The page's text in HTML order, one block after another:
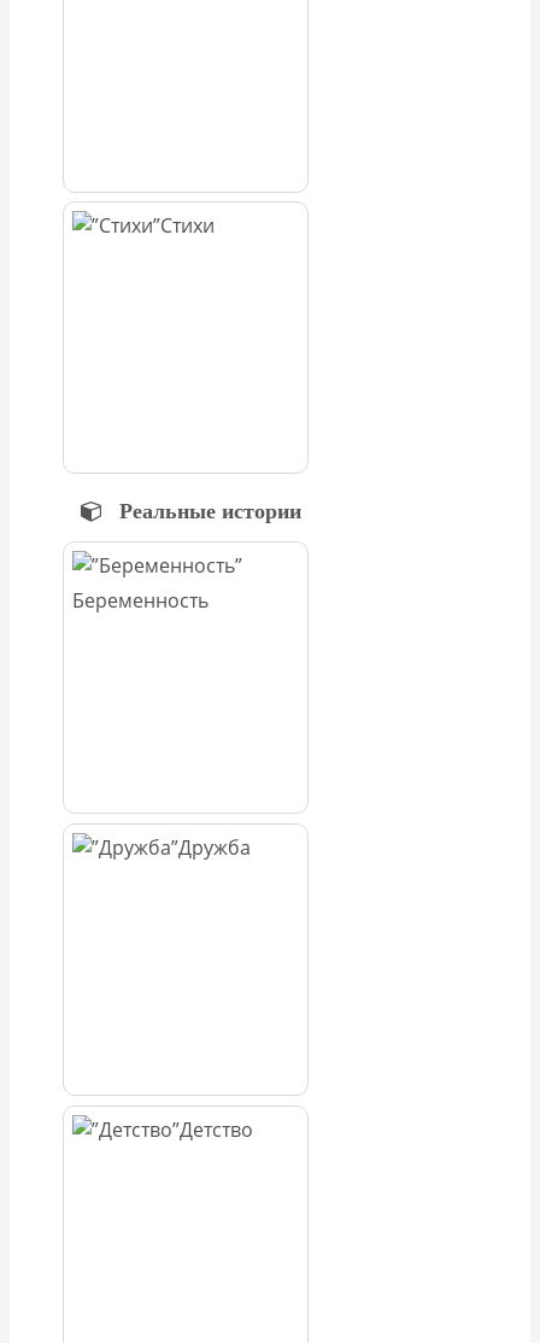
Стихи
Реальные истории
Беременность
Дружба
Детство